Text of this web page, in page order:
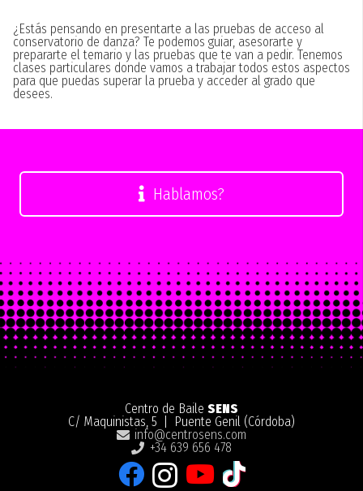
¿Estás pensando en presentarte a las pruebas de acceso al
conservatorio de danza? Te podemos guiar, asesorarte y
prepararte el temario y las pruebas que te van a pedir. Tenemos
clases particulares donde vamos a trabajar todos estos aspectos
para que puedas superar la prueba y acceder al grado que
desees.
Hablamos?
Centro de Baile SENS
C/ Maquinistas, 5 | Puente Genil (Córdoba)
info@centrosens.com
+34 639 656 478